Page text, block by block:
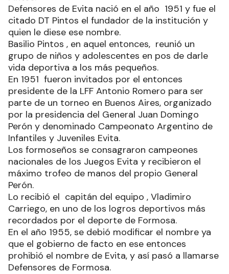
Defensores de Evita nació en el año 1951 y fue el
citado DT Pintos el fundador de la institución y
quien le diese ese nombre.
Basilio Pintos , en aquel entonces, reunió un
grupo de niños y adolescentes en pos de darle
vida deportiva a los más pequeños.
En 1951 fueron invitados por el entonces
presidente de la LFF Antonio Romero para ser
parte de un torneo en Buenos Aires, organizado
por la presidencia del General Juan Domingo
Perón y denominado Campeonato Argentino de
Infantiles y Juveniles Evita.
Los formoseños se consagraron campeones
nacionales de los Juegos Evita y recibieron el
máximo trofeo de manos del propio General
Perón.
Lo recibió el capitán del equipo , Vladimiro
Carriego, en uno de los logros deportivos más
recordados por el deporte de Formosa.
En el año 1955, se debió modificar el nombre ya
que el gobierno de facto en ese entonces
prohibió el nombre de Evita, y así pasó a llamarse
Defensores de Formosa.